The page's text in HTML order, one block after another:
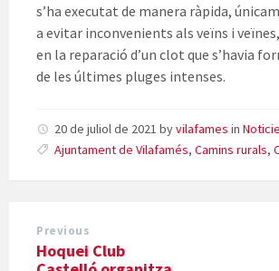
s’ha executat de manera ràpida,
a evitar inconvenients als veïns i
en la reparació d’un clot que s’havia
de les últimes pluges intenses.
20 de juliol de 2021 byvilafames in
Ajuntament de Vilafamés, Camins rurals,
Previous
Hoquei Club